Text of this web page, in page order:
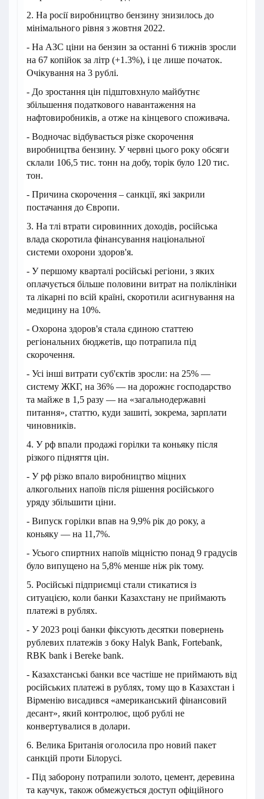
2. На росії виробництво бензину знизилось до
мінімального рівня з жовтня 2022.
- На АЗС ціни на бензин за останні 6 тижнів зросли
на 67 копійок за літр (+1.3%), і це лише початок.
Очікування на 3 рублі.
- До зростання цін підштовхнуло майбутнє
збільшення податкового навантаження на
нафтовиробників, а отже на кінцевого споживача.
- Водночас відбувається різке скорочення
виробництва бензину. У червні цього року обсяги
склали 106,5 тис. тонн на добу, торік було 120 тис.
тон.
- Причина скорочення – санкції, які закрили
постачання до Європи.
3. На тлі втрати сировинних доходів, російська
влада скоротила фінансування національної
системи охорони здоров'я.
- У першому кварталі російські регіони, з яких
оплачується більше половини витрат на поліклініки
та лікарні по всій країні, скоротили асигнування на
медицину на 10%.
- Охорона здоров'я стала єдиною статтею
регіональних бюджетів, що потрапила під
скорочення.
- Усі інші витрати суб'єктів зросли: на 25% —
систему ЖКГ, на 36% — на дорожнє господарство
та майже в 1,5 разу — на «загальнодержавні
питання», статтю, куди зашиті, зокрема, зарплати
чиновників.
4. У рф впали продажі горілки та коньяку після
різкого підняття цін.
- У рф різко впало виробництво міцних
алкогольних напоїв після рішення російського
уряду збільшити ціни.
- Випуск горілки впав на 9,9% рік до року, а
коньяку — на 11,7%.
- Усього спиртних напоїв міцністю понад 9 градусів
було випущено на 5,8% менше ніж рік тому.
5. Російські підприємці стали стикатися із
ситуацією, коли банки Казахстану не приймають
платежі в рублях.
- У 2023 році банки фіксують десятки повернень
рублевих платежів з боку Halyk Bank, Fortebank,
RBK bank і Bereke bank.
- Казахстанські банки все частіше не приймають від
російських платежі в рублях, тому що в Казахстан і
Вірменію висадився «американський фінансовий
десант», який контролює, щоб рублі не
конвертувалися в долари.
6. Велика Британія оголосила про новий пакет
санкцій проти Білорусі.
- Під заборону потрапили золото, цемент, деревина
та каучук, також обмежується доступ офіційного